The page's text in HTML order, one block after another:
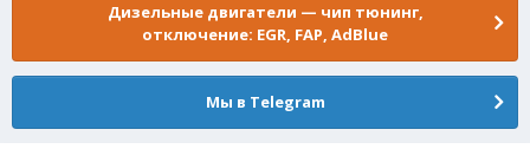
Дизельные двигатели — чип тюнинг,
отключение: EGR, FAP, AdBlue
Мы в Telegram